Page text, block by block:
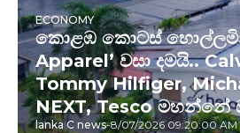
ECONOMY
කොළඹ කොටස්
Apparel’ වසා දමයි..
Tommy Hilfiger,
NEXT, Tesco මහන්නේ
lanka C news-8/07/2026 09:20:00 AM